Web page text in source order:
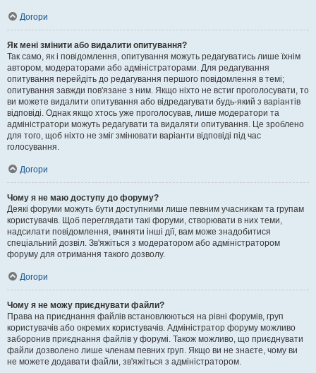
Догори
Як мені змінити або видалити опитування?
Так само, як і повідомлення, опитування можуть редагуватись лише їхнім
автором, модераторами або адміністраторами. Для редагування
опитування перейдіть до редагування першого повідомлення в темі;
опитування завжди пов'язане з ним. Якщо ніхто не встиг проголосувати, то
ви можете видалити опитування або відредагувати будь-який з варіантів
відповіді. Однак якщо хтось уже проголосував, лише модератори та
адміністратори можуть редагувати та видаляти опитування. Це зроблено
для того, щоб ніхто не зміг змінювати варіанти відповіді під час
голосування.
Догори
Чому я не маю доступу до форуму?
Деякі форуми можуть бути доступними лише певним учасникам та групам
користувачів. Щоб переглядати такі форуми, створювати в них теми,
надсилати повідомлення, вчиняти інші дії, вам може знадобитися
спеціальний дозвіл. Зв'яжіться з модератором або адміністратором
форуму для отримання такого дозволу.
Догори
Чому я не можу приєднувати файли?
Права на приєднання файлів встановлюються на рівні форумів, груп
користувачів або окремих користувачів. Адміністратор форуму можливо
заборонив приєднання файлів у форумі. Також можливо, що приєднувати
файли дозволено лише членам певних груп. Якщо ви не знаєте, чому ви
не можете додавати файли, зв'яжіться з адміністратором.